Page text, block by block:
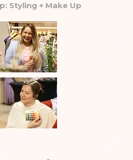
Styling + Make Up